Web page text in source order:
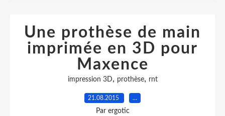
Une prothèse de main
imprimée en 3D pour
Maxence
impression 3D, prothèse, rnt
21.08.2015 …
Par ergotic